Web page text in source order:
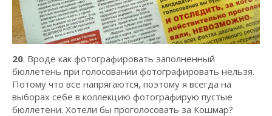
20. Вроде как фотографировать заполненный
бюллетень при голосовании фотографировать нельзя.
Потому что все напрягаются, поэтому я всегда на
выборах себе в коллекцию фотографирую пустые
бюллетени. Хотели бы проголосовать за Кошмар?